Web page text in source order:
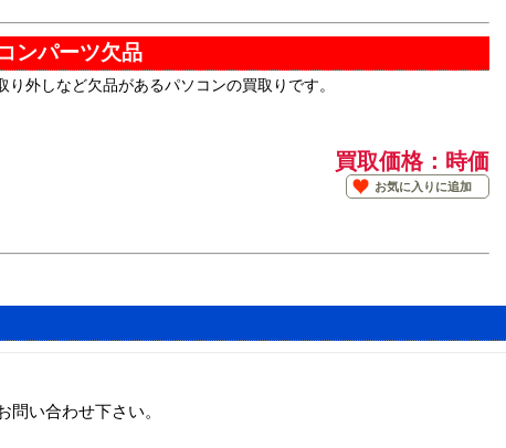
ンパーツ欠品
り外しなど欠品があるパソコンの買取りです。
買取価格：時価
お気に入りに追加
い合わせ下さい。